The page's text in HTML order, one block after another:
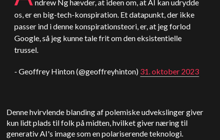
ndrew Ng hævder, at ideen om, at AI kan udrydde
os, er en big-tech-konspiration. Et datapunkt, der ikke
passer ind i denne konspirationsteori, er, at jeg forlod
Google, så jeg kunne tale frit om den eksistentielle
trussel.
- Geoffrey Hinton (@geoffreyhinton) 31. oktober 2023
Denne hvirvlende blanding af polemiske udvekslinger giver
kun lidt plads til folk på midten, hvilket giver næring til
generativ AI's image som en polariserende teknologi.